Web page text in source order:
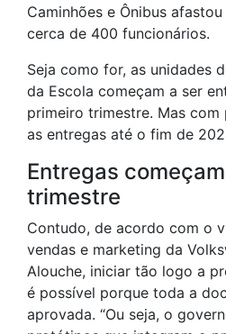
Caminhões e Ônibus
cerca de 400 funcionários.
Seja como for, as unidades
da Escola começam a ser
primeiro trimestre. Mas com
as entregas até o fim de
Entregas começam
trimestre
Contudo, de acordo com o
vendas e marketing da
Alouche, iniciar tão logo a
é possível porque toda a
aprovada. “Ou seja, o